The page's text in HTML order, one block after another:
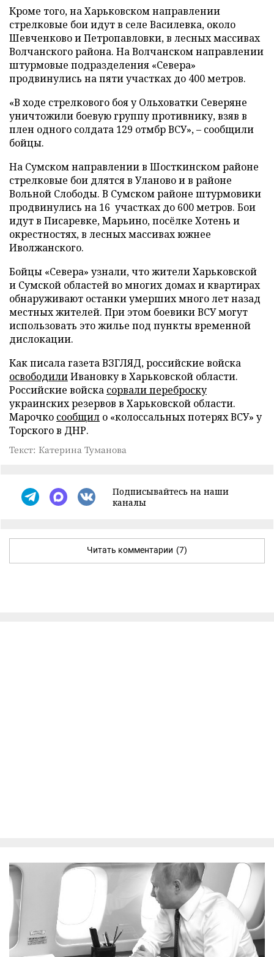
Кроме того, на Харьковском направлении
стрелковые бои идут в селе Василевка, около
Шевченково и Петропавловки, в лесных массивах
Волчанского района. На Волчанском направлении
штурмовые подразделения «Севера»
продвинулись на пяти участках до 400 метров.
«В ходе стрелкового боя у Ольховатки Северяне
уничтожили боевую группу противнику, взяв в
плен одного солдата 129 отмбр ВСУ», – сообщили
бойцы.
На Сумском направлении в Шосткинском районе
стрелковые бои длятся в Уланово и в районе
Вольной Слободы. В Сумском районе штурмовики
продвинулись на 16 участках до 600 метров. Бои
идут в Писаревке, Марьино, посёлке Хотень и
окрестностях, в лесных массивах южнее
Иволжанского.
Бойцы «Севера» узнали, что жители Харьковской
и Сумской областей во многих домах и квартирах
обнаруживают останки умерших много лет назад
местных жителей. При этом боевики ВСУ могут
использовать это жилье под пункты временной
дислокации.
Как писала газета ВЗГЛЯД, российские войска
освободилиИвановку в Харьковской области.
Российские войска сорвали переброску
украинских резервов в Харьковской области.
Марочко сообщил о «колоссальных потерях ВСУ» у
Торского в ДНР.
Текст: Катерина Туманова
Подписывайтесь на наши
каналы
Читать комментарии (7)